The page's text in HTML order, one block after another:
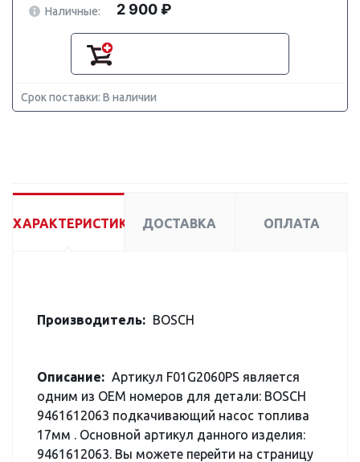
Наличные:
2 900 ₽
Срок поставки: В наличии
ХАРАКТЕРИСТИКИ ДОСТАВКА ОПЛАТА
Производитель: BOSCH
Описание: Артикул F01G2060PS является
одним из OEM номеров для детали: BOSCH
9461612063 подкачивающий насос топлива
17мм . Основной артикул данного изделия:
9461612063. Вы можете перейти на страницу